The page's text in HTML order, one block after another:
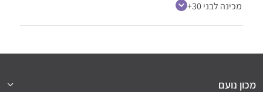
מכינה לבני 30+
מכון נועם